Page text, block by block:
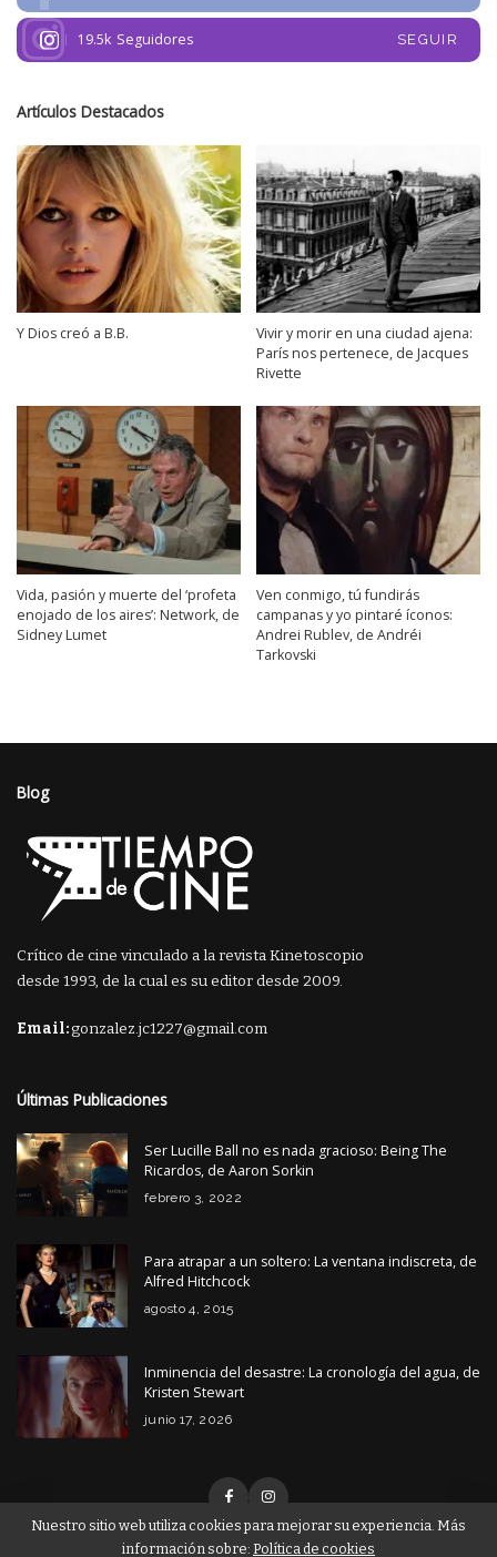
19.5k Seguidores SEGUIR
Artículos Destacados
Y Dios creó a B.B.
Vivir y morir en una ciudad ajena:
París nos pertenece, de Jacques
Rivette
Vida, pasión y muerte del ‘profeta
enojado de los aires’: Network, de
Sidney Lumet
Ven conmigo, tú fundirás
campanas y yo pintaré íconos:
Andrei Rublev, de Andréi
Tarkovski
Blog
Crítico de cine vinculado a la revista Kinetoscopio
desde 1993, de la cual es su editor desde 2009.
Email:gonzalez.jc1227@gmail.com
Últimas Publicaciones
Ser Lucille Ball no es nada gracioso: Being The
Ricardos, de Aaron Sorkin
febrero 3, 2022
Para atrapar a un soltero: La ventana indiscreta, de
Alfred Hitchcock
agosto 4, 2015
Inminencia del desastre: La cronología del agua, de
Kristen Stewart
junio 17, 2026
Nuestro sitio web utiliza cookies para mejorar su experiencia. Más
información sobre: Política de cookies